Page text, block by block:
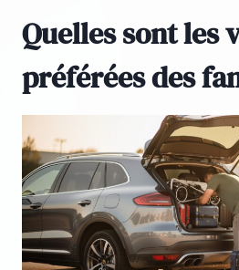
Quelles sont les
préférées des